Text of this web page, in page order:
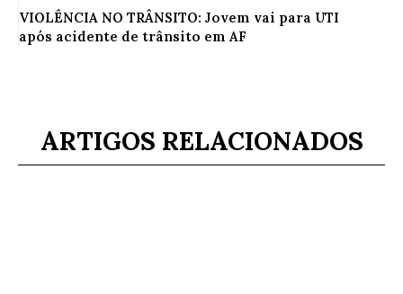
VIOLÊNCIA NO TRÂNSITO: Jovem vai para UTI
após acidente de trânsito em AF
ARTIGOS RELACIONADOS